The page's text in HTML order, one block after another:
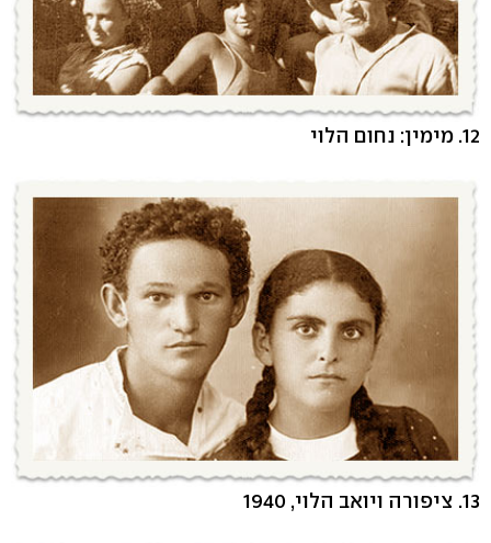
12. מימין: נחום הלוי
13. ציפורה ויואב הלוי, 1940